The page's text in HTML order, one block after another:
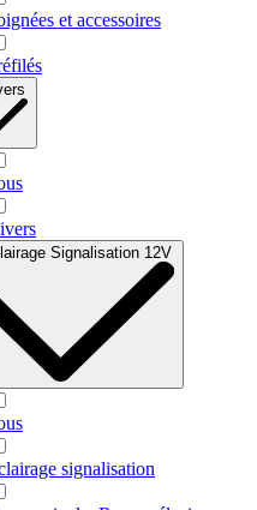
et accessoires
Signalisation 12V
signalisation